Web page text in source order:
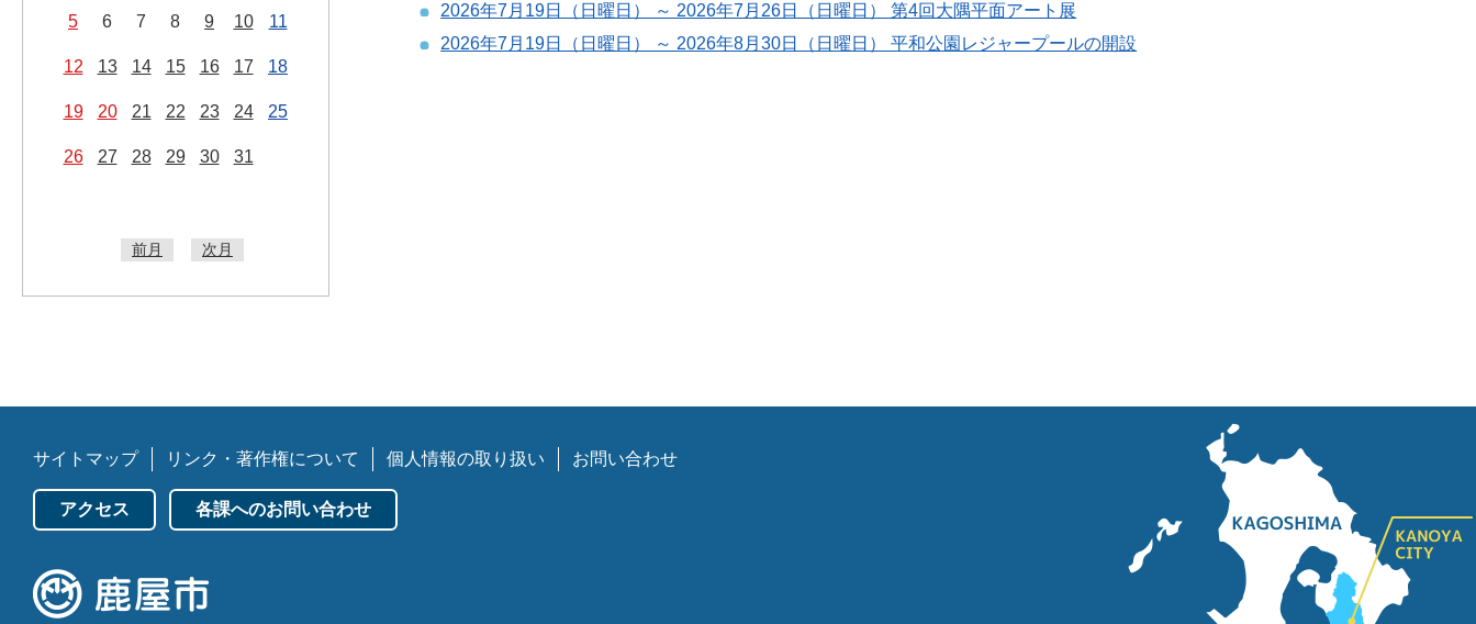
5 6 7 8 9 10 11
12 13 14 15 16 17 18
19 20 21 22 23 24 25
26 27 28 29 30 31
前月 次月
2026年7月19日（日曜日） ～ 2026年7月26日（日曜日） 第4回大隅平面アート展
2026年7月19日（日曜日） ～ 2026年8月30日（日曜日） 平和公園レジャープールの開設
サイトマップ リンク・著作権について 個人情報の取り扱い お問い合わせ
アクセス 各課へのお問い合わせ